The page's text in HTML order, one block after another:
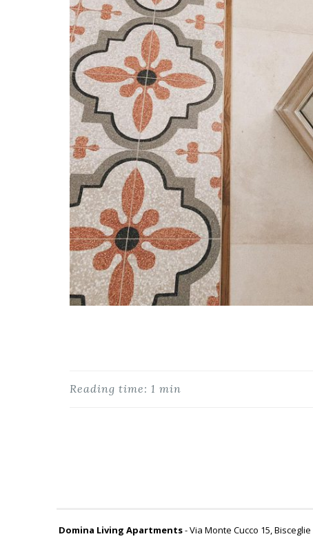
Reading time: 1 min
Domina Living Apartments- Via Monte Cucco 15,